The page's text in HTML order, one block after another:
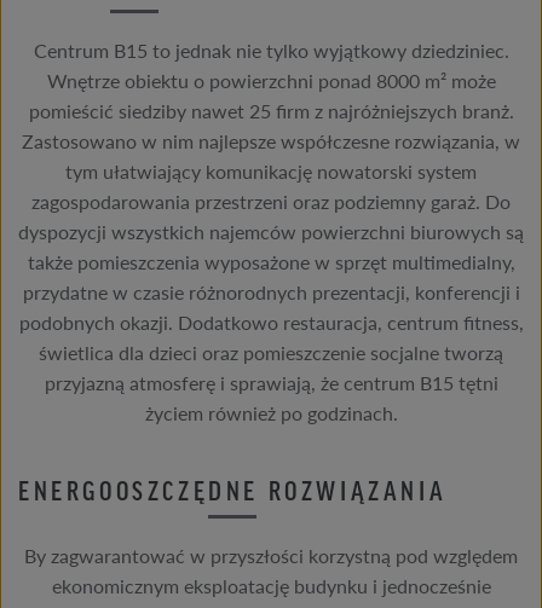
Centrum B15 to jednak nie tylko wyjątkowy dziedziniec.
Wnętrze obiektu o powierzchni ponad 8000 m² może
pomieścić siedziby nawet 25 firm z najróżniejszych branż.
Zastosowano w nim najlepsze współczesne rozwiązania, w
tym ułatwiający komunikację nowatorski system
zagospodarowania przestrzeni oraz podziemny garaż. Do
dyspozycji wszystkich najemców powierzchni biurowych są
także pomieszczenia wyposażone w sprzęt multimedialny,
przydatne w czasie różnorodnych prezentacji, konferencji i
podobnych okazji. Dodatkowo restauracja, centrum fitness,
świetlica dla dzieci oraz pomieszczenie socjalne tworzą
przyjazną atmosferę i sprawiają, że centrum B15 tętni
życiem również po godzinach.
ENERGOOSZCZĘDNE ROZWIĄZANIA
By zagwarantować w przyszłości korzystną pod względem
ekonomicznym eksploatację budynku i jednocześnie